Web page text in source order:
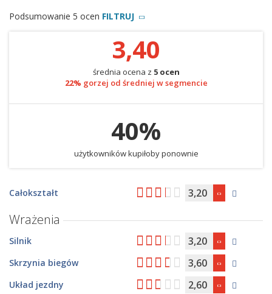
Podsumowanie 5 ocen FILTRUJ
3,40
średnia ocena z 5 ocen
22% gorzej od średniej w segmencie
40%
użytkowników kupiłoby ponownie
Całokształt 3,20
Wrażenia
Silnik 3,20
Skrzynia biegów 3,60
Układ jezdny 2,60